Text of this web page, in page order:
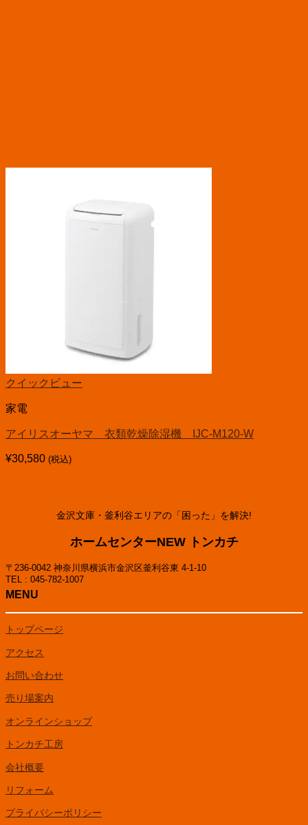
クイックビュー
家電
アイリスオーヤマ 衣類乾燥除湿機 IJC-M120-W
¥30,580 (税込)
金沢文庫・釜利谷エリアの「困った」を解決!
ホームセンターNEW トンカチ
〒236-0042 神奈川県横浜市金沢区釜利谷東 4-1-10
TEL : 045-782-1007
MENU
トップページ
アクセス
お問い合わせ
売り場案内
オンラインショップ
トンカチ工房
会社概要
リフォーム
プライバシーポリシー